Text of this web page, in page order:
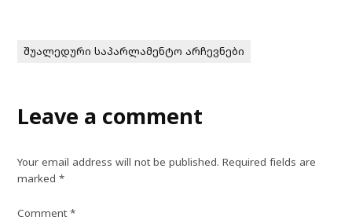
შუალედური საპარლამენტო არჩევნები
Leave a comment
Your email address will not be published. Required fields are
marked*
Comment*